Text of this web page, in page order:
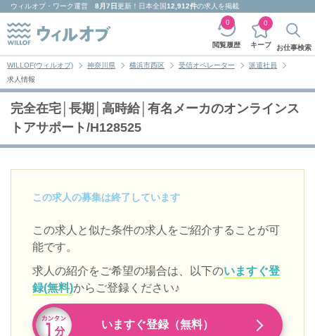
ウィルオブ・ワーク運営 8月7日更新！日本全国12,912件の求人を掲載
閲覧履歴
0
キープ
0
お仕事検索
WILLOF(ウィルオブ) 神奈川県 横浜市西区 受信オペレーター
派遣社員
求人情報
完全在宅│長期│高時給│有名メーカのオンラインス
トアサポート/H128525
この求人の募集は終了しています
この求人と似た条件の求人をご紹介することが可
能です。
求人の紹介をご希望の場合は、以下のいますぐ登
録(無料)からご登録ください♪
いますぐ登録（無料）